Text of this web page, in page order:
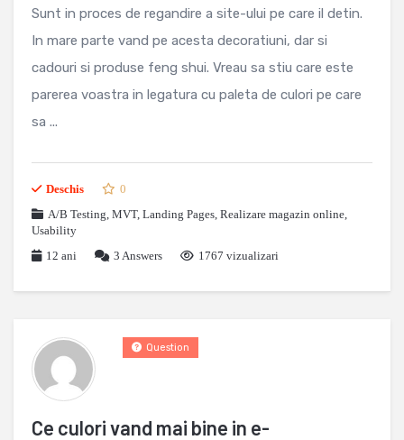
Sunt in proces de regandire a site-ului pe care il detin.
In mare parte vand pe acesta decoratiuni, dar si
cadouri si produse feng shui. Vreau sa stiu care este
parerea voastra in legatura cu paleta de culori pe care
sa ...
Deschis
0
A/B Testing, MVT, Landing Pages, Realizare magazin online,
Usability
12 ani
3 Answers 1767 vizualizari
Ce culori vand mai bine in e-
Question